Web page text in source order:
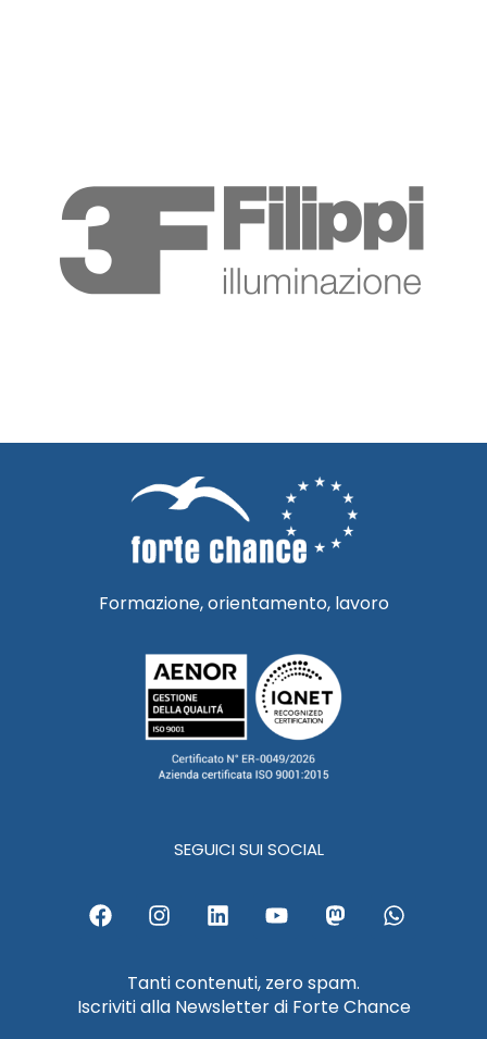
Formazione, orientamento, lavoro
SEGUICI SUI SOCIAL
F
a
b
o
I
n
t
a
g
L
i
e
d
Y
o
u
b
M
a
o
d
W
h
a
Tanti contenuti, zero spam.
Iscriviti alla Newsletter di Forte Chance